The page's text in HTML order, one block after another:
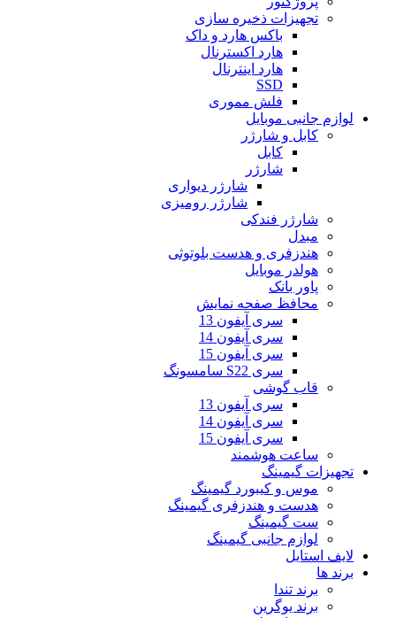
تجهیزات ذخیره سازی
باکس هارد و داک
هارد اکسترنال
هارد اینترنال
SSD
فلش مموری
لوازم جانبی موبایل
کابل و شارژر
کابل
شارژر
شارژر دیواری
شارژر رومیزی
شارژر فندکی
مبدل
هندزفری و هدست بلوتوثی
هولدر موبایل
پاور بانک
محافظ صفحه نمایش
سری آیفون 13
سری آیفون 14
سری آیفون 15
سری S22 سامسونگ
قاب گوشی
سری آیفون 13
سری آیفون 14
سری آیفون 15
ساعت هوشمند
تجهیزات گیمینگ
موس و کیبورد گیمینگ
هدست و هندزفری گیمینگ
ست گیمینگ
لوازم جانبی گیمینگ
لایف استایل
برند ها
برند تندا
برند یوگرین